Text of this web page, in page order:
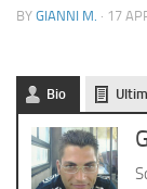
Recensioni
Privacy
Cerca
BY GIANNI M. · 17
Bio